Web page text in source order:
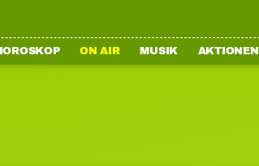
ON AIR MUSIK AKTIONEN